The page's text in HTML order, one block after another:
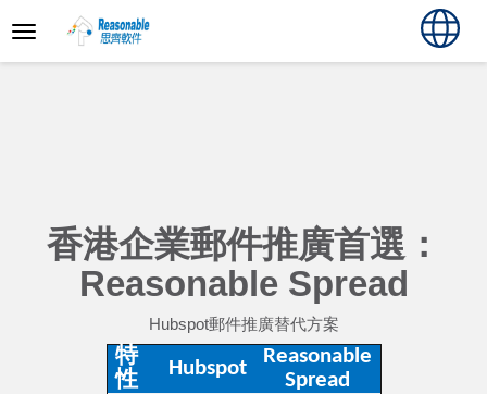
香港企業郵件推廣首選：
Reasonable Spread
Hubspot郵件推廣替代方案
特
性
Hubspot
Reasonable
Spread